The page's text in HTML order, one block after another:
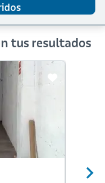
tus resultados